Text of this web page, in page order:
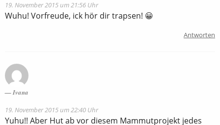
19. November 2015 um 21:56 Uhr
Wuhu! Vorfreude, ick hör dir trapsen! 😀
Antworten
Ivana
19. November 2015 um 22:40 Uhr
Yuhu!! Aber Hut ab vor diesem Mammutprojekt jedes